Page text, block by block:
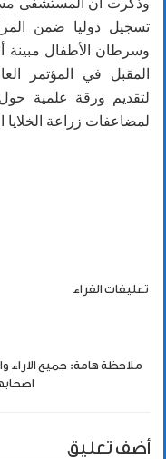
تسجيل دوليا ضمن
وسرطان الأطفال مبينة
المقبل في المؤتمر
لمضاعفات زراعة الخلايا
تعليقات القراء
ملاحظة هامة: جميع الاراء
أضف تعليق